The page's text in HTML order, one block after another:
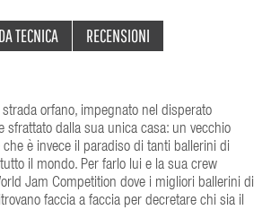
TECNICA RECENSIONI
orfano, impegnato nel disperato
sfrattato dalla sua unica casa: un vecchio
che è invece il paradiso di tanti ballerini di
il mondo. Per farlo lui e la sua crew
Jam Competition dove i migliori ballerini di
faccia a faccia per decretare chi sia il